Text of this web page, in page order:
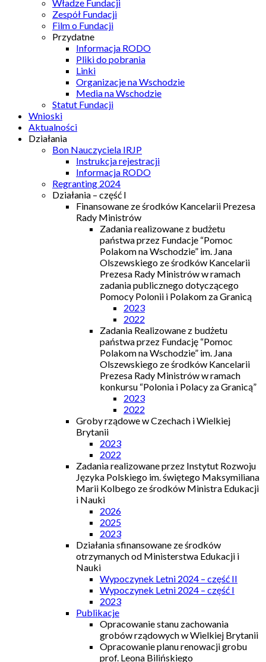
Władze Fundacji
Zespół Fundacji
Film o Fundacji
Przydatne
Informacja RODO
Pliki do pobrania
Linki
Organizacje na Wschodzie
Media na Wschodzie
Statut Fundacji
Wnioski
Aktualności
Działania
Bon Nauczyciela IRJP
Instrukcja rejestracji
Informacja RODO
Regranting 2024
Działania – część I
Finansowane ze środków Kancelarii Prezesa
Rady Ministrów
Zadania realizowane z budżetu
państwa przez Fundacje “Pomoc
Polakom na Wschodzie” im. Jana
Olszewskiego ze środków Kancelarii
Prezesa Rady Ministrów w ramach
zadania publicznego dotyczącego
Pomocy Polonii i Polakom za Granicą
2023
2022
Zadania Realizowane z budżetu
państwa przez Fundację “Pomoc
Polakom na Wschodzie” im. Jana
Olszewskiego ze środków Kancelarii
Prezesa Rady Ministrów w ramach
konkursu “Polonia i Polacy za Granicą”
2023
2022
Groby rządowe w Czechach i Wielkiej
Brytanii
2023
2022
Zadania realizowane przez Instytut Rozwoju
Języka Polskiego im. świętego Maksymiliana
Marii Kolbego ze środków Ministra Edukacji
i Nauki
2026
2025
2023
Działania sfinansowane ze środków
otrzymanych od Ministerstwa Edukacji i
Nauki
Wypoczynek Letni 2024 – część II
Wypoczynek Letni 2024 – część I
2023
Publikacje
Opracowanie stanu zachowania
grobów rządowych w Wielkiej Brytanii
Opracowanie planu renowacji grobu
prof. Leona Bilińskiego